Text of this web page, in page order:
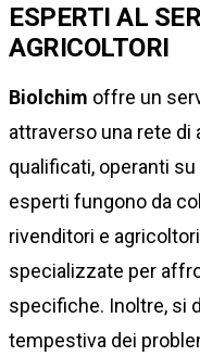
ESPERTI AL
AGRICOLTORI
Biolchim offre un
attraverso una rete
qualificati, operanti
esperti fungono da
rivenditori e
specializzate per
specifiche. Inoltre, si
tempestiva dei